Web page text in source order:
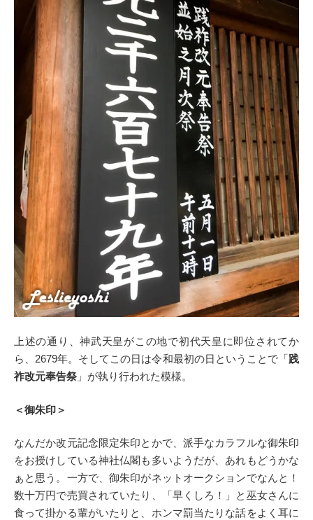
上述の通り、神武天皇がこの地で初代天皇に即位されてか
ら、2679年。そしてこの日は令和最初の日ということで「践
祚改元奉告祭 」が執り行われた模様。
＜御朱印＞
なんだか改元記念限定朱印とかで、派手なカラフルな御朱印
をお授けしている神社仏閣も多いようだが、あれもどうかな
ぁと思う。一方で、御朱印がネットオークションでなんと！
数十万円で売買されていたり、「早くしろ！」と巫女さんに
食って掛かる輩がいたりと、ホンマ罰当たりな話をよく耳に